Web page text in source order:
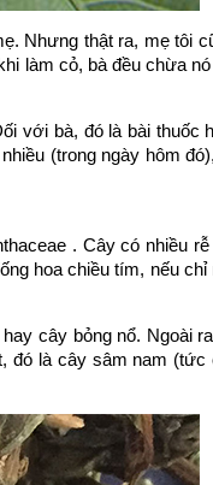
Nhưng thật ra, mẹ tôi
làm cỏ, bà đều chừa
với bà, đó là bài thuốc
(trong ngày hôm
. Cây có nhiều
hoa chiều tím, nếu chỉ
cây bỏng nổ. Ngoài
đó là cây sâm nam (tức